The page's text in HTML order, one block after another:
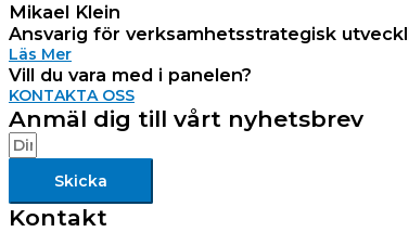
Mikael Klein
Ansvarig för verksamhetsstrategisk
Läs Mer
Vill du vara med i panelen?
KONTAKTA OSS
Anmäl dig till vårt nyhetsbrev
Skicka
Kontakt